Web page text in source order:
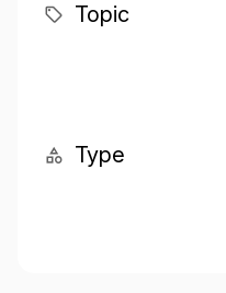
Topic
Type